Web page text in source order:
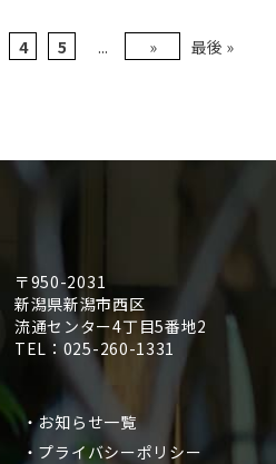
4 5 ... » 最後 »
〒950-2031
新潟県新潟市西区
流通センター4丁目5番地2
TEL：025-260-1331
・お知らせ一覧
・プライバシーポリシー